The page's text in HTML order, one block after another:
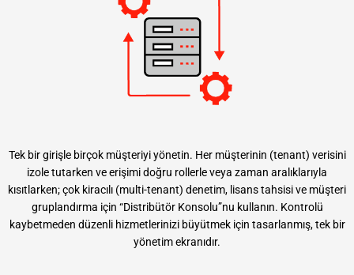
Tek bir girişle birçok müşteriyi yönetin. Her müşterinin (tenant) verisini
izole tutarken ve erişimi doğru rollerle veya zaman aralıklarıyla
kısıtlarken; çok kiracılı (multi-tenant) denetim, lisans tahsisi ve müşteri
gruplandırma için “Distribütör Konsolu”nu kullanın. Kontrolü
kaybetmeden düzenli hizmetlerinizi büyütmek için tasarlanmış, tek bir
yönetim ekranıdır.